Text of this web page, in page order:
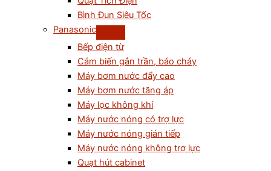
Bình Đun Siêu Tốc
Panasonic
Bếp điện từ
Cám biến gắn trần, báo cháy
Máy bơm nước đẩy cao
Máy bơm nước tăng áp
Máy lọc không khí
Máy nước nóng có trợ lực
Máy nước nóng gián tiếp
Máy nước nóng không trợ lực
Quạt hút cabinet